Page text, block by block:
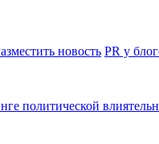
новость PR у
политической